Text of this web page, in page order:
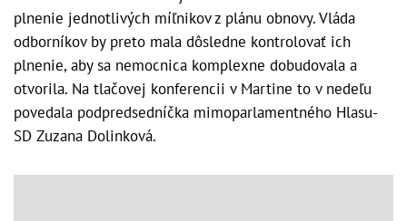
plnenie jednotlivých míľnikov z plánu obnovy. Vláda
odborníkov by preto mala dôsledne kontrolovať ich
plnenie, aby sa nemocnica komplexne dobudovala a
otvorila. Na tlačovej konferencii v Martine to v nedeľu
povedala podpredsedníčka mimoparlamentného Hlasu-
SD Zuzana Dolinková.